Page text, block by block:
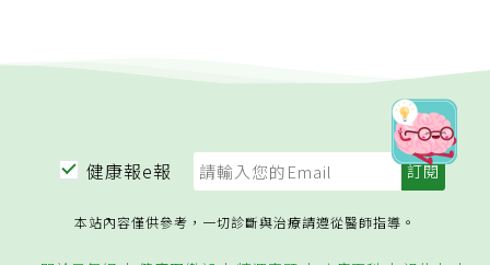
健康報e報
本站內容僅供參考，一切診斷與治療請遵從醫師指導。